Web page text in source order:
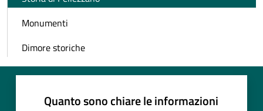
Monumenti
Dimore storiche
Quanto sono chiare le informazioni